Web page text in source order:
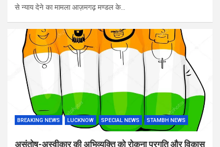
से न्याय देने का मामला आज़मगढ़ मण्डल के…
BREAKING NEWS LUCKNOW SPECIAL NEWS STAMBH NEWS
असंतोष-अस्वीकार की अभिव्यक्ति को रोकना प्रगति और विकास